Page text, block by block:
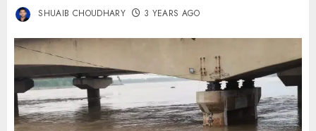
SHUAIB CHOUDHARY 3 YEARS AGO